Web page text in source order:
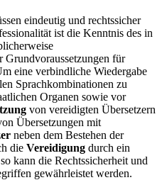
eindeutig und rechtssicher
ist die Kenntnis des in
Grundvoraussetzungen für
eine verbindliche Wiedergabe
Sprachkombinationen zu
Organen sowie vor
von vereidigten Übersetzern
Übersetzungen mit
neben dem Bestehen der
die Vereidigung durch ein
kann die Rechtssicherheit und
gewährleistet werden.